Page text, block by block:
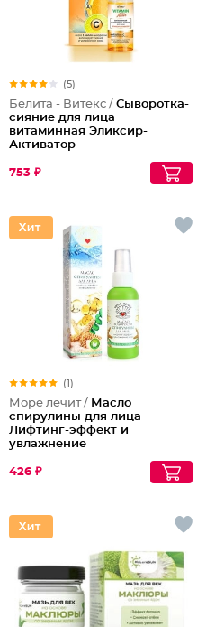
(5)
Белита - Витекс / Сыворотка-
сияние для лица
витаминная Эликсир-
Активатор
753 ₽
(1)
Море лечит / Масло
спирулины для лица
Лифтинг-эффект и
увлажнение
426 ₽